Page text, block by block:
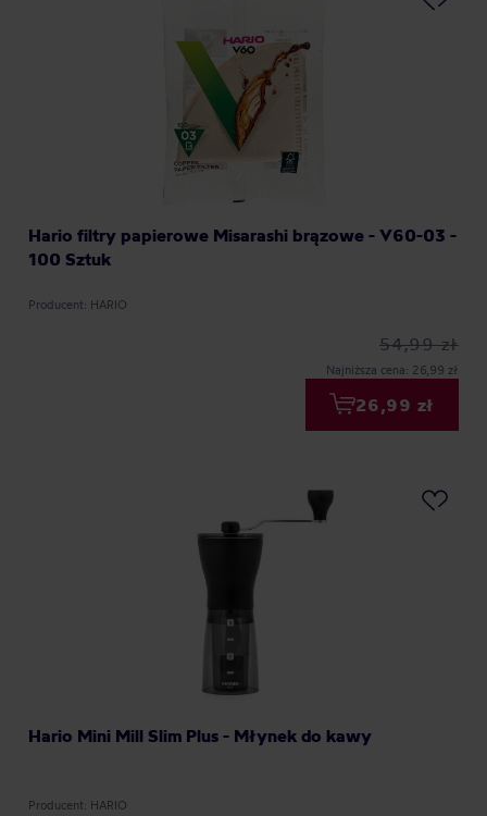
Hario filtry papierowe Misarashi brązowe - V60-03 -
100 Sztuk
Producent: HARIO
54,99 zł
Najniższa cena: 26,99 zł
26,99 zł
Hario Mini Mill Slim Plus - Młynek do kawy
Producent: HARIO